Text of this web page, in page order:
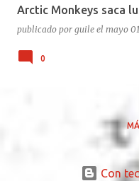
Arctic Monkeys saca
publicado por guile el mayo
0
Con